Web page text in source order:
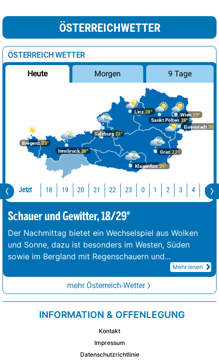
ÖSTERREICHWETTER
ÖSTERREICH WETTER
Heute Morgen 9 Tage
Bregenz28°
Graz23°
Innsbruck20°
Klagenfurt 29°
Linz28°
Salzburg23°
Wien 29°
Eisenstadt 30°
Sankt Pölten 28°
Jetzt 18 19 20 21 22 23 0 1 2 3 4 5
Schauer und Gewitter, 18/29°
Der Nachmittag bietet ein Wechselspiel aus Wolken
und Sonne, dazu ist besonders im Westen, Süden
sowie im Bergland mit Regenschauern und...
Mehr lesen
mehr Österreich-Wetter
INFORMATION & OFFENLEGUNG
Kontakt
Impressum
Datenschutzrichtlinie